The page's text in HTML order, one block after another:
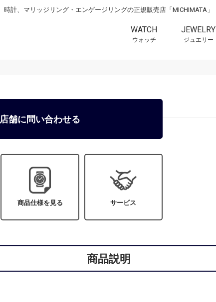
時計、マリッジリング・エンゲージリングの正規販売店「MICHIMATA」
WATCH
ウォッチ
JEWELRY
ジュエリー
店舗に問い合わせる
商品仕様を見る サービス
商品説明